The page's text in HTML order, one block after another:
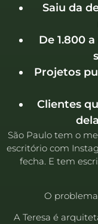
Saiu da
De 1.800
Projetos
Clientes
São Paulo tem o
escritório com
fecha. E tem
O
A Teresa é